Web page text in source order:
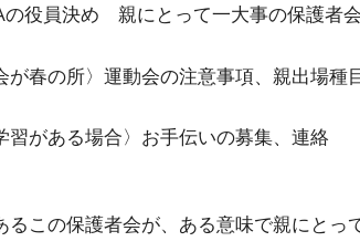
の役員決め 親にとって一大事の保護者
が春の所〉運動会の注意事項、親出場種
習がある場合〉お手伝いの募集、連絡
るこの保護者会が、ある意味で親にとっ